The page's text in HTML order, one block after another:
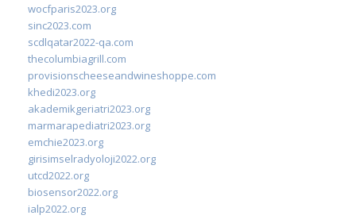
wocfparis2023.org
sinc2023.com
scdlqatar2022-qa.com
thecolumbiagrill.com
provisionscheeseandwineshoppe.com
khedi2023.org
akademikgeriatri2023.org
marmarapediatri2023.org
emchie2023.org
girisimselradyoloji2022.org
utcd2022.org
biosensor2022.org
ialp2022.org